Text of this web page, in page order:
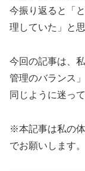
今振り返ると「
理していた」と思
今回の記事は、
管理のバランス
同じように迷っ
※本記事は私の
でお願いします。